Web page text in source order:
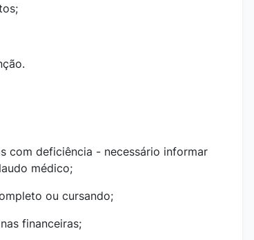
com deficiência - necessário informar
médico;
ou cursando;
financeiras;